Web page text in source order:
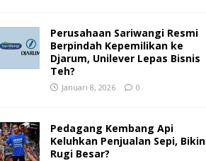
Perusahaan Sariwangi Resmi
Berpindah Kepemilikan ke
Djarum, Unilever Lepas Bisnis
Teh?
Januari 8, 2026 0
Pedagang Kembang Api
Keluhkan Penjualan Sepi, Bikin
Rugi Besar?